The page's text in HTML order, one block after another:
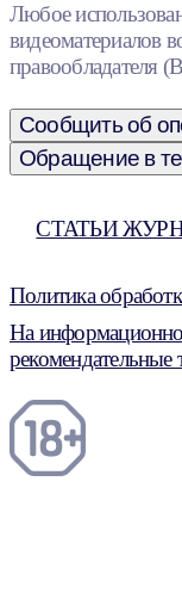
Любое
видеоматериалов
правообладателя
Сообщить об
Обращение в
СТАТЬИ
Политика
На
рекомендательные